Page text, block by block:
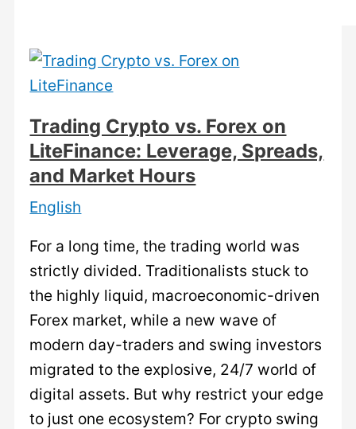
Trading Crypto vs. Forex on
LiteFinance: Leverage, Spreads,
and Market Hours
English
For a long time, the trading world was
strictly divided. Traditionalists stuck to
the highly liquid, macroeconomic-driven
Forex market, while a new wave of
modern day-traders and swing investors
migrated to the explosive, 24/7 world of
digital assets. But why restrict your edge
to just one ecosystem? For crypto swing